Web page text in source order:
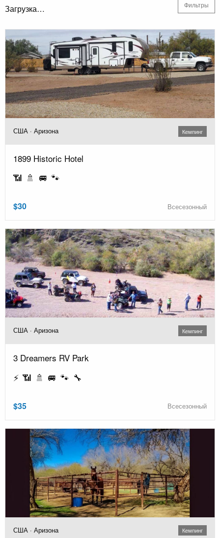
Загрузка… Фильтры
США · Аризона Кемпинг
1899 Historic Hotel
📶 🚿 🚐 🐾
$30 Всесезонный
США · Аризона Кемпинг
3 Dreamers RV Park
⚡ 📶 🚿 🚐 🐾 🔧
$35 Всесезонный
США · Аризона Кемпинг